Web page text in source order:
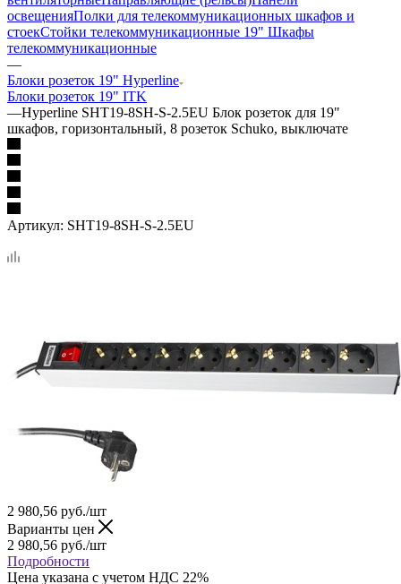
освещенияПолки для телекоммуникационных шкафов и
стоекСтойки телекоммуникационные 19" Шкафы
телекоммуникационные
—
Блоки розеток 19" Hyperline
Блоки розеток 19" ITK
—Hyperline SHT19-8SH-S-2.5EU Блок розеток для 19"
шкафов, горизонтальный, 8 розеток Schuko, выключате
Артикул: SHT19-8SH-S-2.5EU
2 980,56 руб./шт
Варианты цен
2 980,56 руб./шт
Подробности
Цена указана с учетом НДС 22%